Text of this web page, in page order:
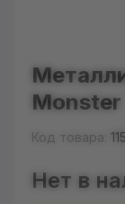
Monster
Код товара:
Нет в